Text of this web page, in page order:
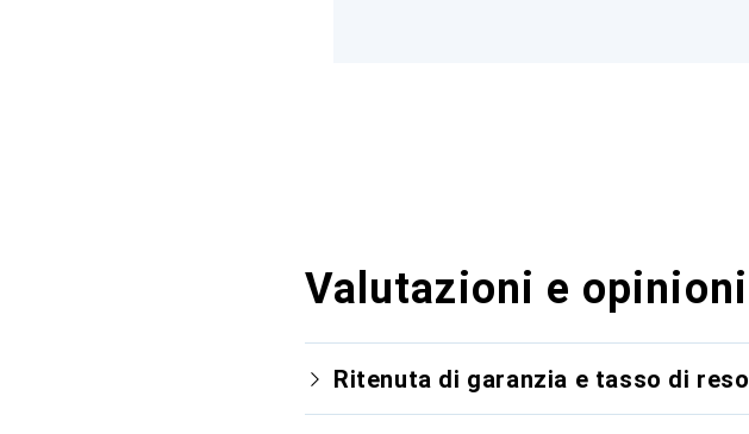
Valutazioni e opinioni
Ritenuta di garanzia e tasso di reso